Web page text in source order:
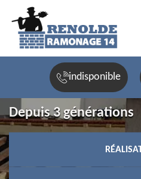
indisponible
Depuis 3 générations